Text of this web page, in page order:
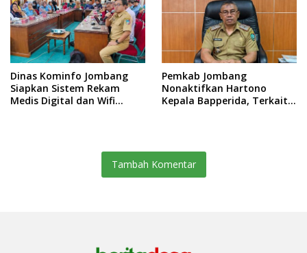
Dinas Kominfo Jombang
Siapkan Sistem Rekam
Medis Digital dan Wifi
Pemkab Jombang
Nonaktifkan Hartono
Kepala Bapperida, Terkait
Tambah Komentar